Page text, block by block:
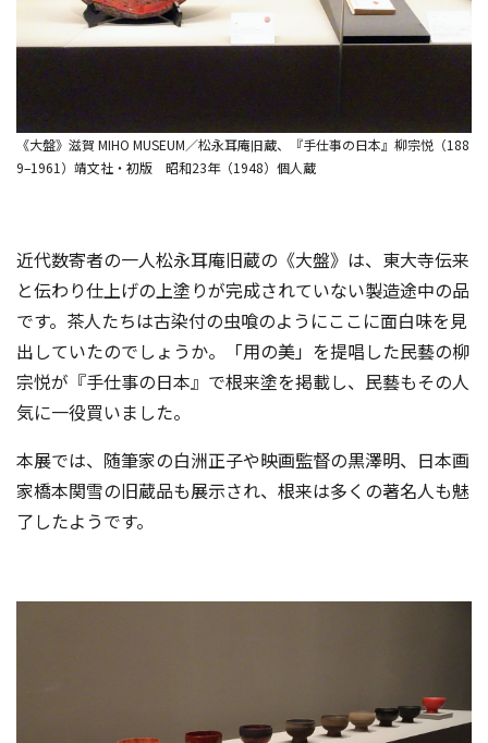
《大盤》滋賀 MIHO MUSEUM／松永耳庵旧蔵、『手仕事の日本』柳宗悦（188
9–1961）靖文社・初版 昭和23年（1948）個人蔵
近代数寄者の一人松永耳庵旧蔵の《大盤》は、東大寺伝来
と伝わり仕上げの上塗りが完成されていない製造途中の品
です。茶人たちは古染付の虫喰のようにここに面白味を見
出していたのでしょうか。「用の美」を提唱した民藝の柳
宗悦が『手仕事の日本』で根来塗を掲載し、民藝もその人
気に一役買いました。
本展では、随筆家の白洲正子や映画監督の黒澤明、日本画
家橋本関雪の旧蔵品も展示され、根来は多くの著名人も魅
了したようです。